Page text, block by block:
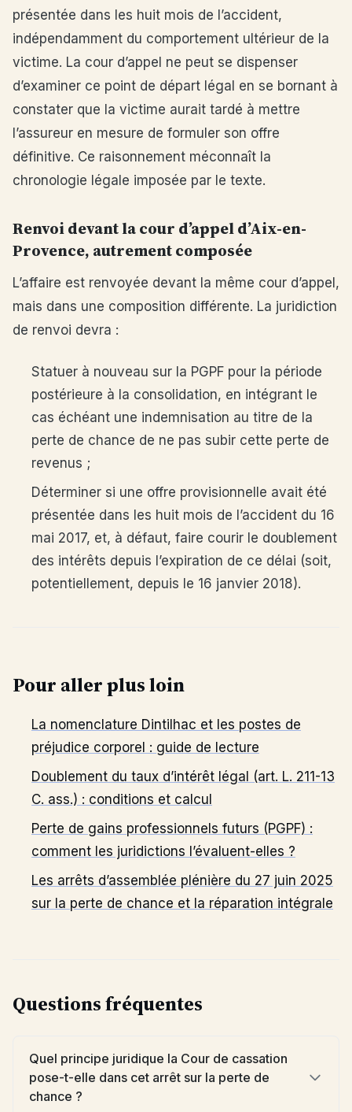
présentée dans les huit mois de l’accident,
indépendamment du comportement ultérieur de la
victime. La cour d’appel ne peut se dispenser
d’examiner ce point de départ légal en se bornant à
constater que la victime aurait tardé à mettre
l’assureur en mesure de formuler son offre
définitive. Ce raisonnement méconnaît la
chronologie légale imposée par le texte.
Renvoi devant la cour d’appel d’Aix-en-
Provence, autrement composée
L’affaire est renvoyée devant la même cour d’appel,
mais dans une composition différente. La juridiction
de renvoi devra :
Statuer à nouveau sur la PGPF pour la période
postérieure à la consolidation, en intégrant le
cas échéant une indemnisation au titre de la
perte de chance de ne pas subir cette perte de
revenus ;
Déterminer si une offre provisionnelle avait été
présentée dans les huit mois de l’accident du 16
mai 2017, et, à défaut, faire courir le doublement
des intérêts depuis l’expiration de ce délai (soit,
potentiellement, depuis le 16 janvier 2018).
Pour aller plus loin
La nomenclature Dintilhac et les postes de
préjudice corporel : guide de lecture
Doublement du taux d’intérêt légal (art. L. 211-13
C. ass.) : conditions et calcul
Perte de gains professionnels futurs (PGPF) :
comment les juridictions l’évaluent-elles ?
Les arrêts d’assemblée plénière du 27 juin 2025
sur la perte de chance et la réparation intégrale
Questions fréquentes
Quel principe juridique la Cour de cassation
pose-t-elle dans cet arrêt sur la perte de
chance ?